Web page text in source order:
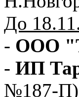
До
- ООО
- ИП
№187-П)